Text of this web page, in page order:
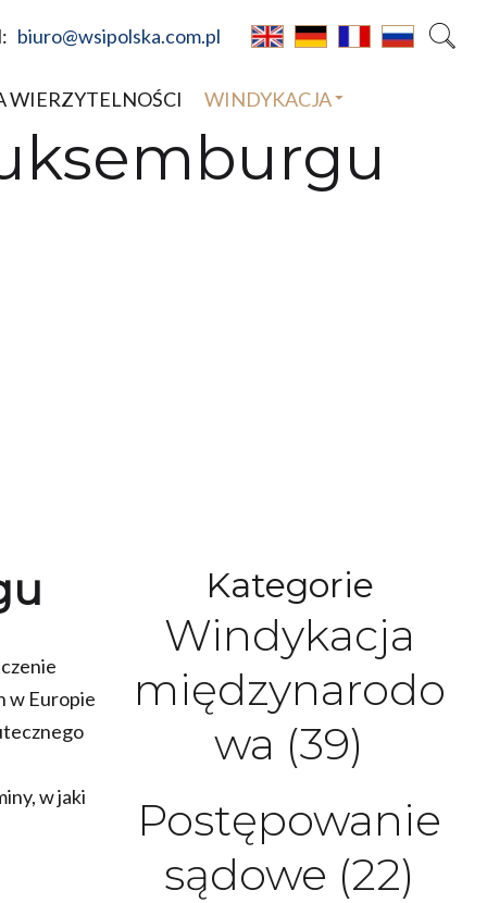
biuro@wsipolska.com.pl
WIERZYTELNOŚCI WINDYKACJA
w Europie
w jaki
Kategorie
Windykacja
międzynarodo
wa (39)
Postępowanie
sądowe (22)